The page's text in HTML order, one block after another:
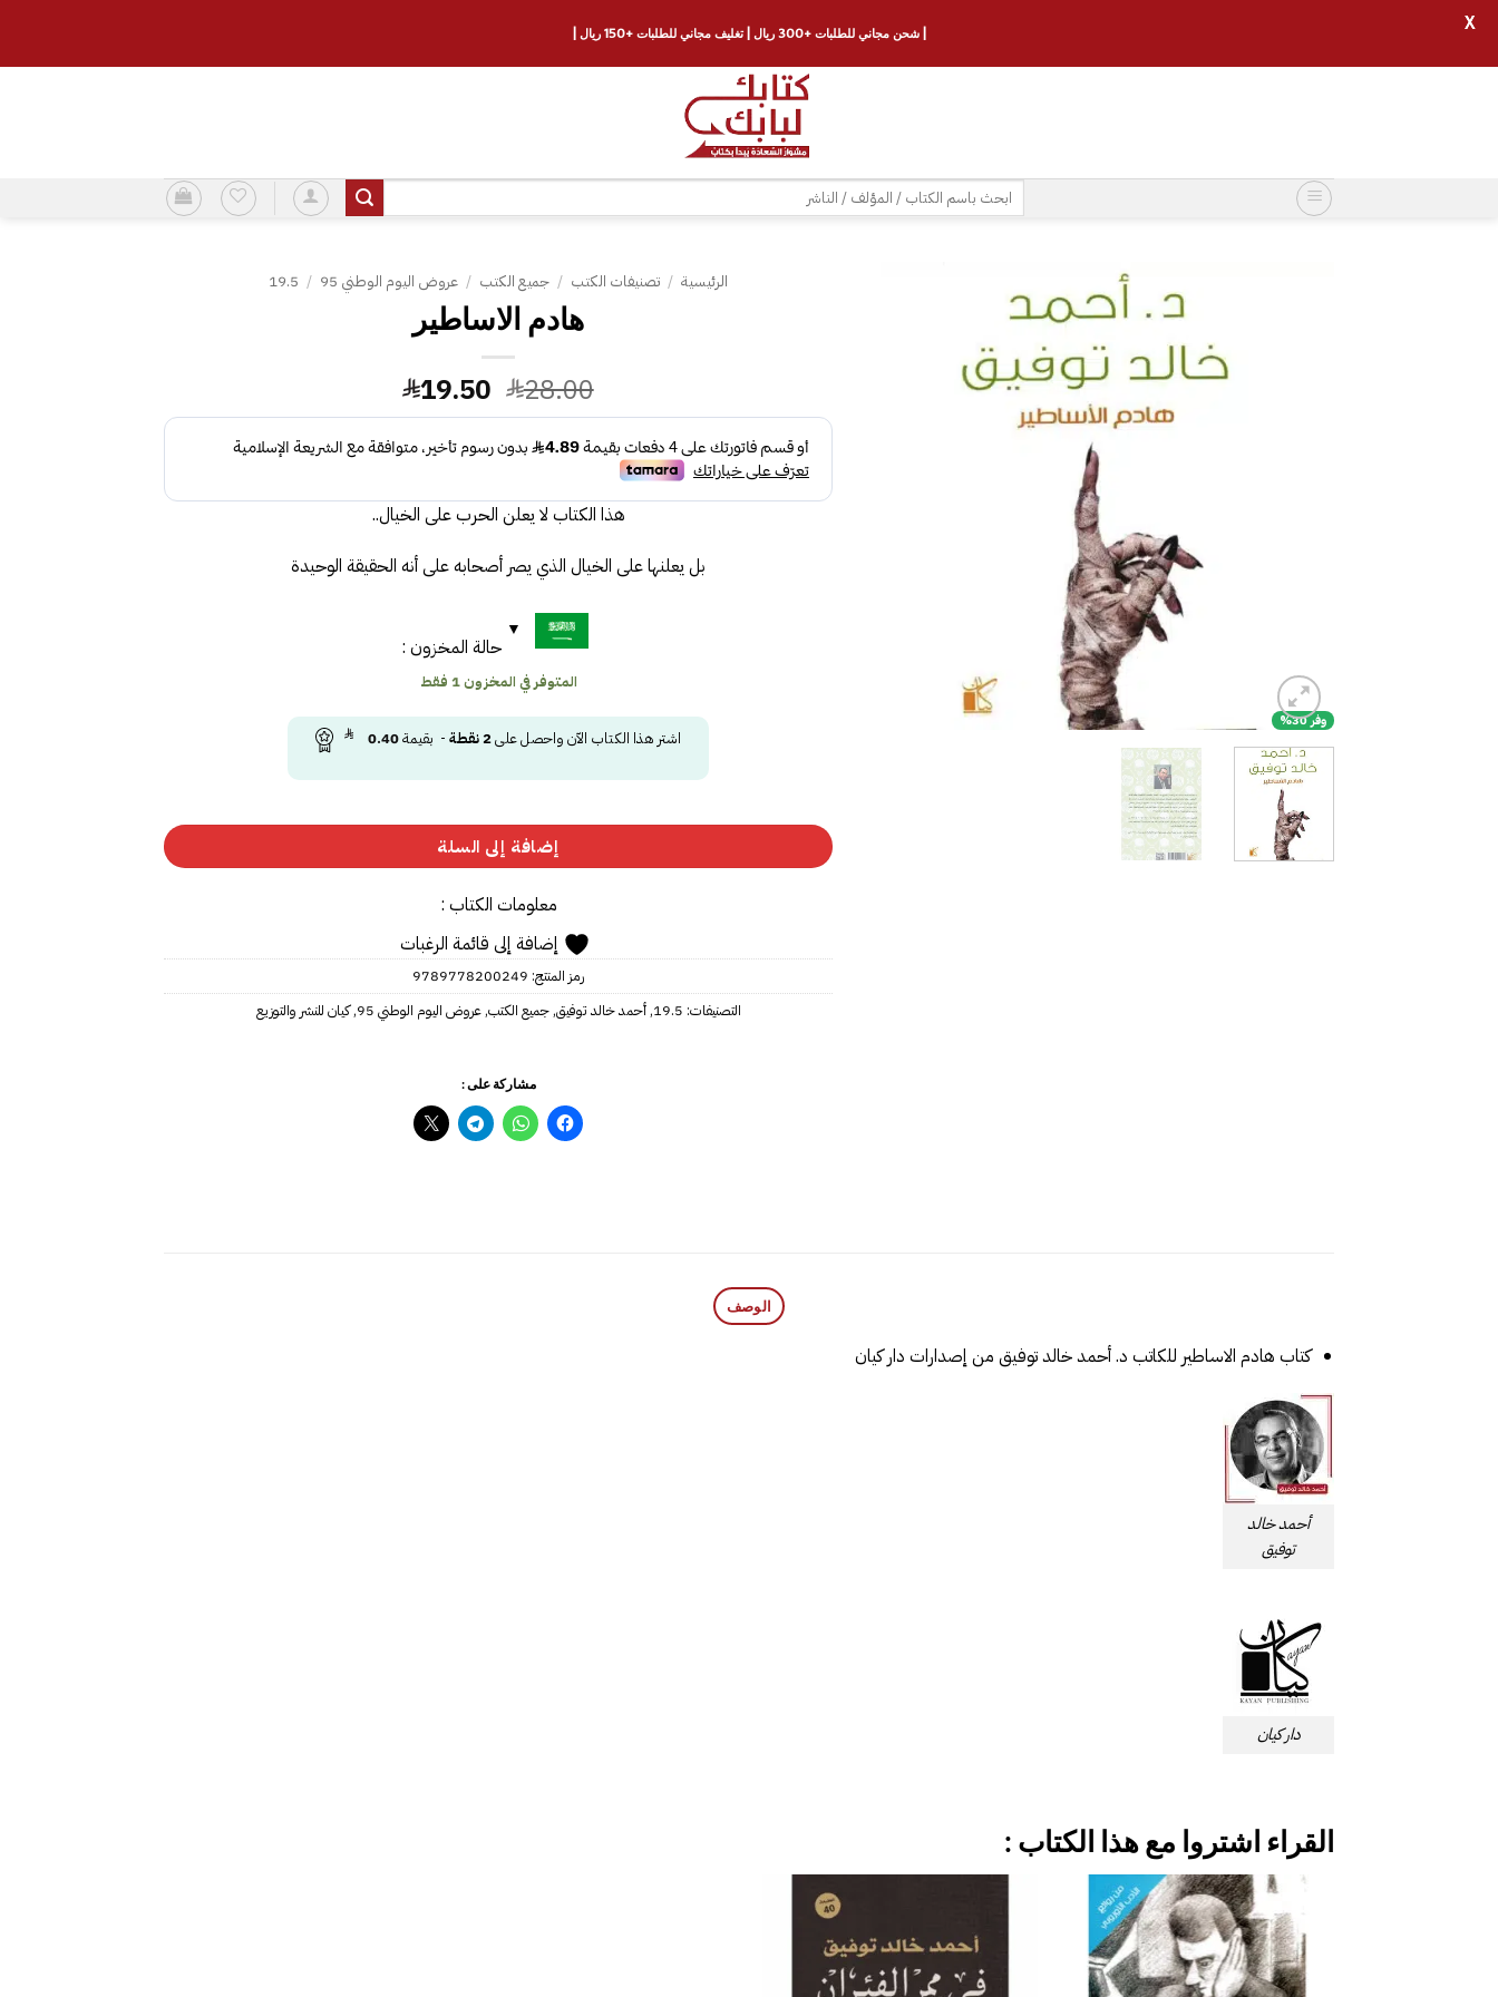
البحث
عن:
وفر 30%
الرئيسية / تصنيفات الكتب / جميع الكتب / عروض اليوم الوطني 95 /
19.5
28.00 السعر
الأصلي
هو:
28.00.
19.50 السعر
الحالي
هو:
19.50.
هذا الكتاب لا يعلن الحرب على الخيال..
بل يعلنها على الخيال الذي يصر أصحابه على أنه الحقيقة الوحيدة
حالة المخزون :
المتوفر في المخزون 1 فقط
اشتر هذا الكتاب الآن واحصل على2نقطة- بقيمة0.40
إضافة إلى السلة
معلومات الكتاب :
إضافة إلى قائمة الرغبات
رمز المنتج: 9789778200249
التصنيفات: 19.5
,أحمد خالد توفيق,جميع الكتب,عروض اليوم الوطني 95 ,كيان للنشر والتوزيع
مشاركة على :
الوصف
كتاب هادم الاساطير للكاتب د. أحمد خالد توفيق من إصدارات دار كيان
أحمد خالد
توفيق
دار كيان
القراء اشتروا مع هذا الكتاب :
إضافة
إلى
قائمة
الرغبات
| شحن مجاني للطلبات +300 ريال | تغليف مجاني للطلبات +150 ريال | X